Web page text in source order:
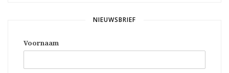
NIEUWSBRIEF
Voornaam